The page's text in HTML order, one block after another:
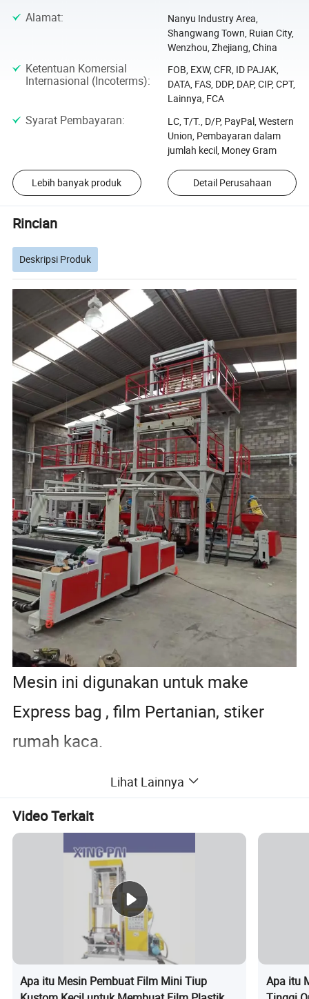
Alamat:
Nanyu Industry Area,
Shangwang Town, Ruian City,
Wenzhou, Zhejiang, China
Ketentuan Komersial
Internasional (Incoterms):
FOB, EXW, CFR, ID PAJAK,
DATA, FAS, DDP, DAP, CIP, CPT,
Lainnya, FCA
Syarat Pembayaran:
LC, T/T., D/P, PayPal, Western
Union, Pembayaran dalam
jumlah kecil, Money Gram
Lebih banyak produk Detail Perusahaan
Rincian
Deskripsi Produk
Mesin ini digunakan untuk make
Express bag , film Pertanian, stiker
rumah kaca.
kami menggunakan
1.sekrup tipe Taiwan, bimental,
LD:30:1 dapat melakukan baik PE dan
biodegradable material
2.Tipe Taiwan die head ,.Keluaran
lebih besar
3. Tipe baru, terpisah, penggulung
Lihat Lainnya
Video Terkait
Apa itu Mesin Pembuat Film Mini Tiup
Apa itu